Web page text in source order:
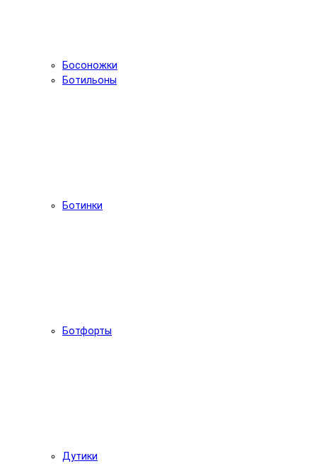
Босоножки
Ботильоны
Ботинки
Ботфорты
Дутики